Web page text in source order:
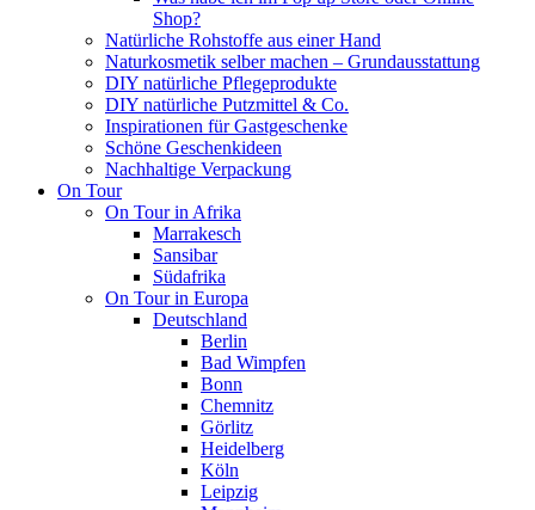
Shop?
Natürliche Rohstoffe aus einer Hand
Naturkosmetik selber machen – Grundausstattung
DIY natürliche Pflegeprodukte
DIY natürliche Putzmittel & Co.
Inspirationen für Gastgeschenke
Schöne Geschenkideen
Nachhaltige Verpackung
On Tour
On Tour in Afrika
Marrakesch
Sansibar
Südafrika
On Tour in Europa
Deutschland
Berlin
Bad Wimpfen
Bonn
Chemnitz
Görlitz
Heidelberg
Köln
Leipzig